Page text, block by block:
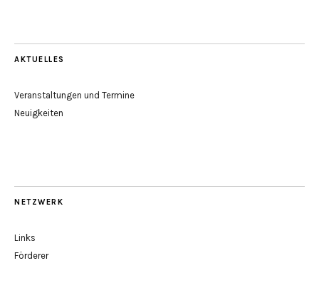
AKTUELLES
Veranstaltungen und Termine
Neuigkeiten
NETZWERK
Links
Förderer